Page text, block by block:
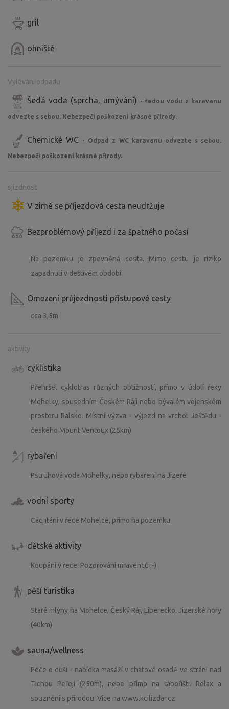
gril
ohniště
Vylévání odpadu
Šedá voda (sprcha, umývání) - šedou vodu z karavanu
odvezte s sebou. Nebezpečí poškození krásné přírody.
Chemické WC - Odpad z WC karavanu odvezte s sebou.
Nebezpečí poškození krásné přírody.
sjízdnost
V zimě se příjezdová cesta neudržuje
Bezproblémový příjezd i za špatného počasí
Na pozemku je zpevněná cesta. Mimo cestu je riziko
zapadnutí v deštivém období
Omezení průjezdnosti přístupové cesty
cca 3,5m
aktivity
cyklistika
Přehršel cyklotras různých obtížností, přímo v údolí řeky
Mohelky, sousedním Českém Ráji nebo bývalém vojenském
prostoru Ralsko. Místní výzva - výjezd na vrchol Ještědu -
českého Mount Ventoux (25km)
rybaření
Pstruhová voda Mohelky, nebo rybaření na Jizeře
vodní sporty
Cachtání v řece Mohelce, přímo na pozemku
dětské aktivity
Koupání v řece. Pozorování mravenců :-)
pěší turistika
Staré mlýny na Mohelce, Český Ráj, Liberecko. Jizerské hory
(40km)
sauna/wellness
Péče o duši - nabídka masáží v chatové osadě ve stráni nad
Tichou Peřejí (250m), nebo přímo na tábořišti. Relax a
souznění s přírodou. Více na www.kcilizdar.cz